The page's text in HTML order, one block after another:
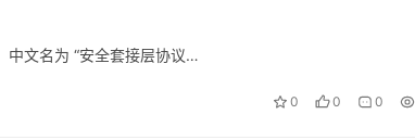
中文名为 “安全套接层协议…
0 0 0